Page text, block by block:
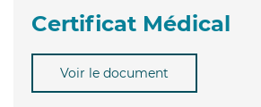
Certificat Médical
Voir le document